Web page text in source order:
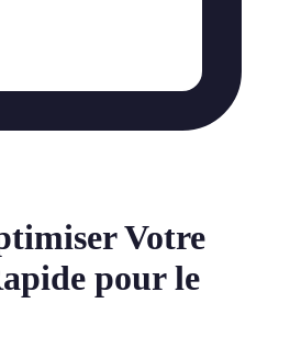
Votre
pour le